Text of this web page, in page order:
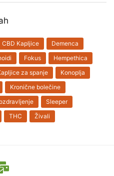
CBD Kapljice
Demenca
Fokus
Hempethica
za spanje
Konoplja
Kronične bolečine
Sleeper
THC Živali